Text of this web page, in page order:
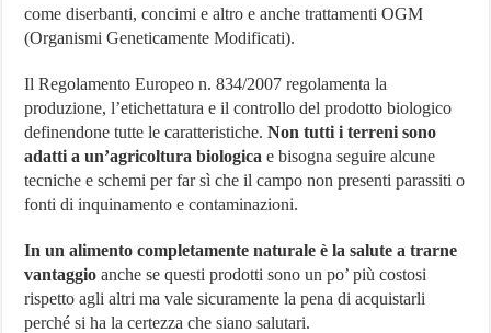
come diserbanti, concimi e altro e anche trattamenti OGM
(Organismi Geneticamente Modificati).
Il Regolamento Europeo n. 834/2007 regolamenta la
produzione, l’etichettatura e il controllo del prodotto biologico
definendone tutte le caratteristiche.Non tutti i terreni sono
adatti a un’agricoltura biologica e bisogna seguire alcune
tecniche e schemi per far sì che il campo non presenti parassiti o
fonti di inquinamento e contaminazioni.
In un alimento completamente naturale è la salute a trarne
vantaggio anche se questi prodotti sono un po’ più costosi
rispetto agli altri ma vale sicuramente la pena di acquistarli
perché si ha la certezza che siano salutari.